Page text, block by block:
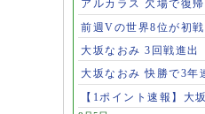
アルカラス 欠場で復
前週Vの世界8位が初戦
大坂なおみ 3回戦進出
大坂なおみ 快勝で3年
【1ポイント速報】大